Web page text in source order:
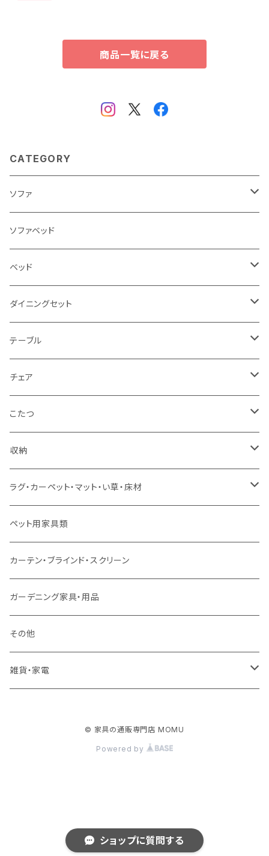
ショップに質問する
商品一覧に戻る
CATEGORY
ソファ
3人掛け
2.5人掛け
2人掛け
1人掛け
カウチソファ
コーナーソファ
ソファセット
スツール・オットマン
ソファ付属品
クッション・座椅子
ソファベッド
ベッド
シングルサイズ以下（フレームのみ）
セミダブルサイズ（フレームのみ）
ダブルサイズ（フレームのみ）
ワイドダブルサイズ以上（フレームのみ）
シングルサイズ以下（マットレス付）
セミダブルサイズ（マットレス付）
ダブルサイズ（マットレス付）
ダブルサイズ以上（マットレス付）
ロフトベッド
二段ベッド
マットレス
ダイニングセット
ダイニング3点セット以下
ダイニング4点セット
ダイニング5点・6点セット
ダイニング7点セット以上
テーブル
センターテーブル
ダイニングテーブル
カウンターテーブル
リフティングテーブル
サイドテーブル・コーヒーテーブル
デスク
チェア
ダイニングチェア
カウンターチェア
キッズチェア
オフィスチェア・ゲーミングチェア
ダイニングベンチ・スツール
こたつ
こたつテーブル
こたつ布団
コタツ・布団セット
収納
本棚・シェルフ
食器棚・収納庫
レンジ台・カウンター
ラック
TVボード
キャビネット・飾り棚
ラグ・カーペット・マット・い草・床材
マット・フロアタイル
ラグ
カーペット
ペット用家具類
カーテン・ブラインド・スクリーン
ガーデニング家具・用品
その他
雑貨・家電
© 家具の通販専門店 MOMU
Powered by